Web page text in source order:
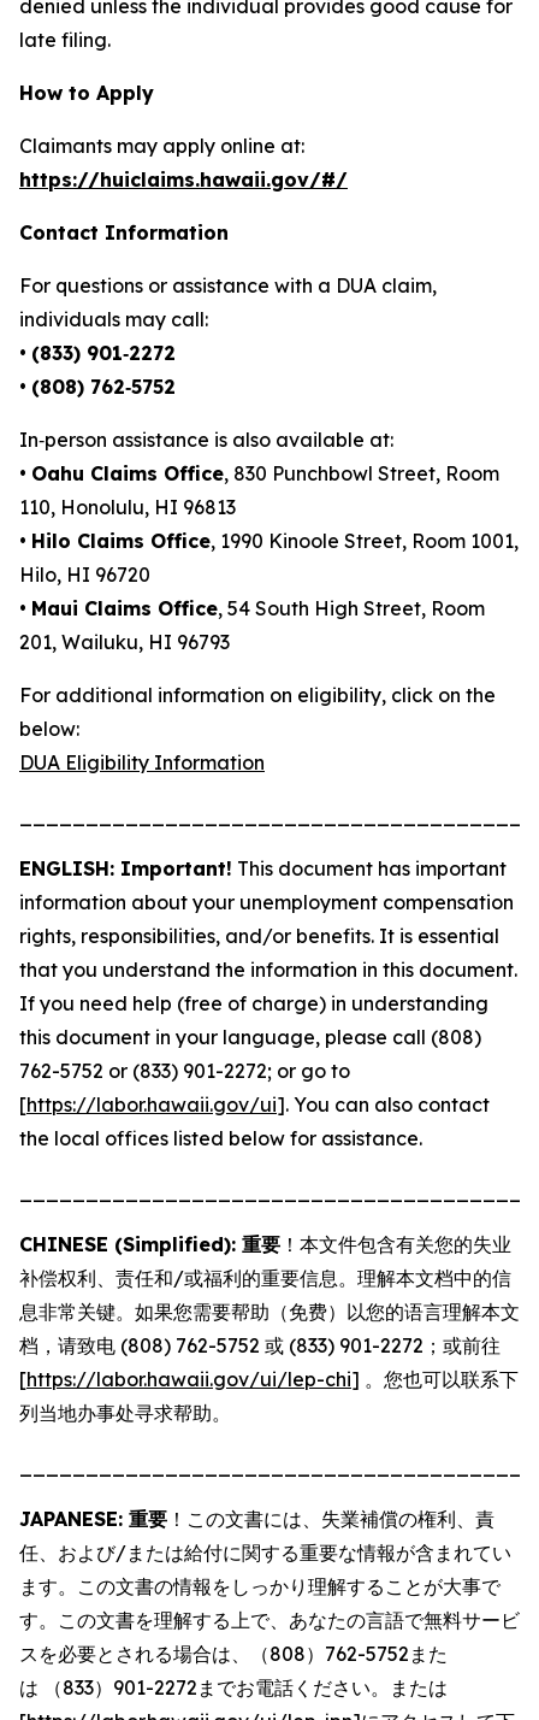
denied unless the individual provides good cause for
late filing.
How to Apply
Claimants may apply online at:
https://huiclaims.hawaii.gov/#/
Contact Information
For questions or assistance with a DUA claim,
individuals may call:
• (833) 901‑2272
• (808) 762‑5752
In‑person assistance is also available at:
• Oahu Claims Office, 830 Punchbowl Street, Room
110, Honolulu, HI 96813
• Hilo Claims Office, 1990 Kinoole Street, Room 1001,
Hilo, HI 96720
• Maui Claims Office, 54 South High Street, Room
201, Wailuku, HI 96793
For additional information on eligibility, click on the
below:
DUA Eligibility Information
ENGLISH: Important! This document has important
information about your unemployment compensation
rights, responsibilities, and/or benefits. It is essential
that you understand the information in this document.
If you need help (free of charge) in understanding
this document in your language, please call (808)
762-5752 or (833) 901-2272; or go to
[https://labor.hawaii.gov/ui]. You can also contact
the local offices listed below for assistance.
CHINESE (Simplified): 重要 ！本文件包含有关您的失业
补偿权利、责任和/或福利的重要信息。理解本文档中的信
息非常关键。如果您需要帮助（免费）以您的语言理解本文
档，请致电 (808) 762-5752 或 (833) 901-2272；或前往
[https://labor.hawaii.gov/ui/lep-chi] 。您也可以联系下
列当地办事处寻求帮助。
JAPANESE: 重要 ！この文書には、失業補償の権利、責
任、および/または給付に関する重要な情報が含まれてい
ます。この文書の情報をしっかり理解することが大事で
す。この文書を理解する上で、あなたの言語で無料サービ
スを必要とされる場合は、（808）762-5752また
は （833）901-2272までお電話ください。または